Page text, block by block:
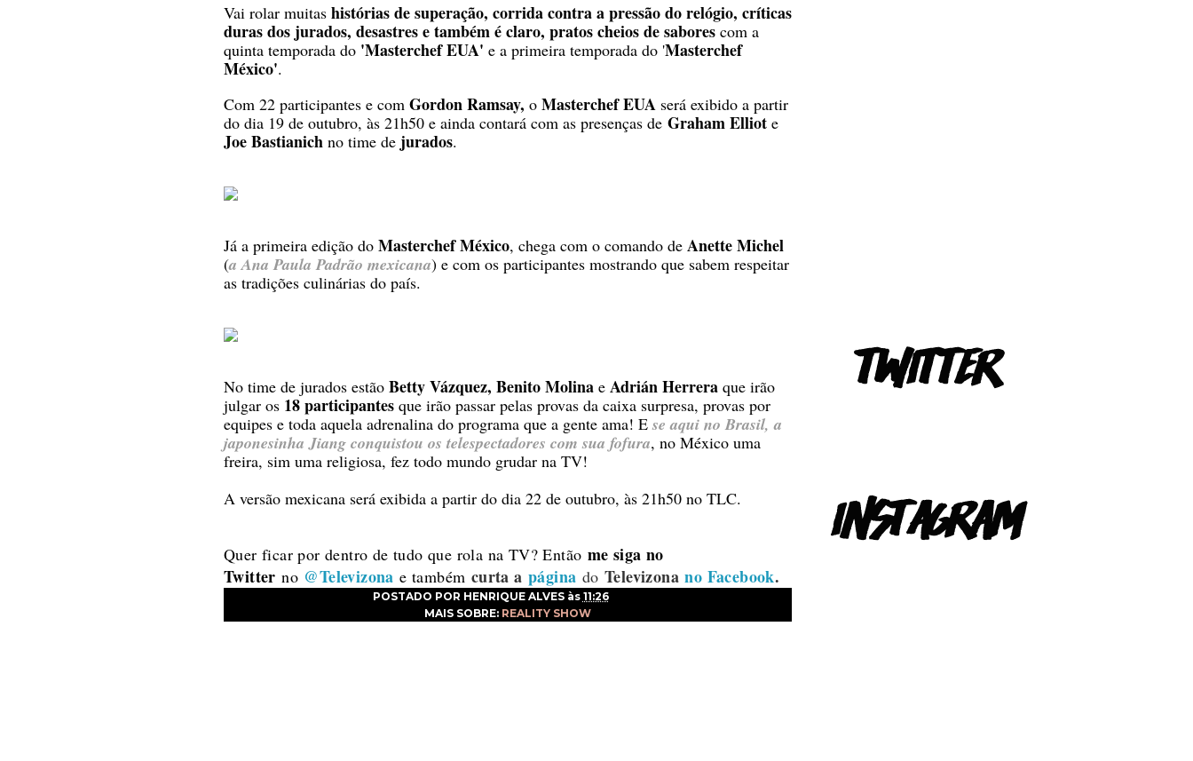
Vai rolar muitas histórias de superação, corrida contra a pressão do relógio, críticas
duras dos jurados, desastres e também é claro, pratos cheios de sabores com a
quinta temporada do 'Masterchef EUA' e a primeira temporada do 'Masterchef
México'.
Com 22 participantes e com Gordon Ramsay, o Masterchef EUA será exibido a partir
do dia 19 de outubro, às 21h50 e ainda contará com as presenças de Graham Elliot e
Joe Bastianich no time de jurados.
Já a primeira edição do Masterchef México, chega com o comando de Anette Michel
(a Ana Paula Padrão mexicana) e com os participantes mostrando que sabem respeitar
as tradições culinárias do país.
No time de jurados estão Betty Vázquez, Benito Molina e Adrián Herrera que irão
julgar os 18 participantes que irão passar pelas provas da caixa surpresa, provas por
equipes e toda aquela adrenalina do programa que a gente ama! Ese aqui no Brasil, a
japonesinha Jiang conquistou os telespectadores com sua fofura, no México uma
freira, sim uma religiosa, fez todo mundo grudar na TV!
A versão mexicana será exibida a partir do dia 22 de outubro, às 21h50 no TLC.
Quer ficar por dentro de tudo que rola na TV? Então me siga no
Twitter no @Televizona e também curta apágina do Televizona no Facebook.
POSTADO POR HENRIQUE ALVES às 11:26
MAIS SOBRE: REALITY SHOW